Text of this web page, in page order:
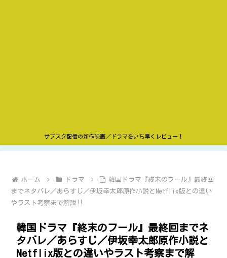
サブスク配信の新作映画／ドラマをいち早くレビュー！
ホーム ドラマ
韓国ドラマ『終末のフール』最終回
までネタバレ／あらすじ／伊坂幸太郎原作小説とNetflix版との違い
やラスト考察まで解説‼
韓国ドラマ『終末のフール』最終回までネ
タバレ／あらすじ／伊坂幸太郎原作小説と
Netflix版との違いやラスト考察まで解